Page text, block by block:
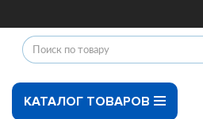
КАТАЛОГ ТОВАРОВ